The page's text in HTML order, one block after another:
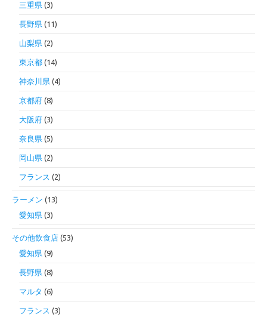
三重県 (3)
長野県 (11)
山梨県 (2)
東京都 (14)
神奈川県 (4)
京都府 (8)
大阪府 (3)
奈良県 (5)
岡山県 (2)
フランス (2)
ラーメン (13)
愛知県 (3)
その他飲食店 (53)
愛知県 (9)
長野県 (8)
マルタ (6)
フランス (3)